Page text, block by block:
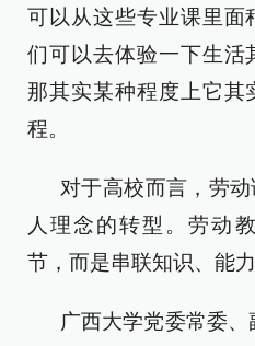
可以从这些专业课里面
们可以去体验一下生活
那其实某种程度上它其
程。
对于高校而言，劳
人理念的转型。劳动
节，而是串联知识、能
广西大学党委常委